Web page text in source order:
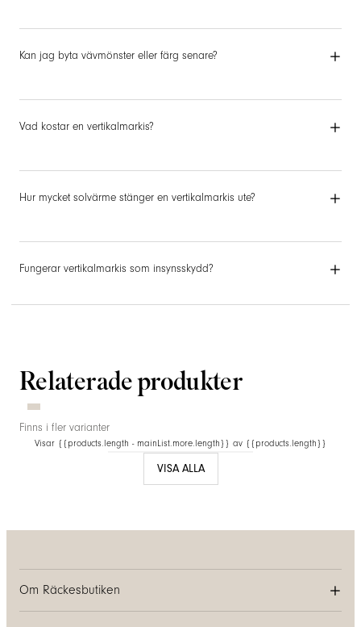
Kan jag byta vävmönster eller färg senare?
Vad kostar en vertikalmarkis?
Hur mycket solvärme stänger en vertikalmarkis ute?
Fungerar vertikalmarkis som insynsskydd?
Relaterade produkter
Finns i fler varianter
Visar {{products.length - mainList.more.length}} av {{products.length}}
VISA ALLA
Om Räckesbutiken